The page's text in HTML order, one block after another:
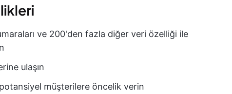
ve 200'den fazla diğer veri özelliği ile
ulaşın
müşterilere öncelik verin